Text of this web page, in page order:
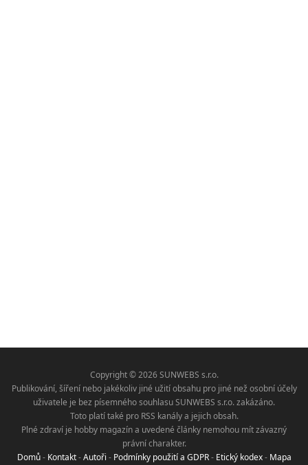
Copyright © 2026 SUNWEBS s.r.o.
Publikování, šíření nebo jakékoliv jiné užití obsahu pro jiné než osobní účely
uživatele je bez písemného souhlasu SUNWEBS s.r.o. zakázáno.
Toto platí také pro RSS kanály a jejich obsah.
Plné zdraví je hobby magazín a uvedené články nemohou mít závazný
právní charakter.
Domů- Kontakt-Autoři - Podmínky použití a GDPR- Etický kodex- Mapa